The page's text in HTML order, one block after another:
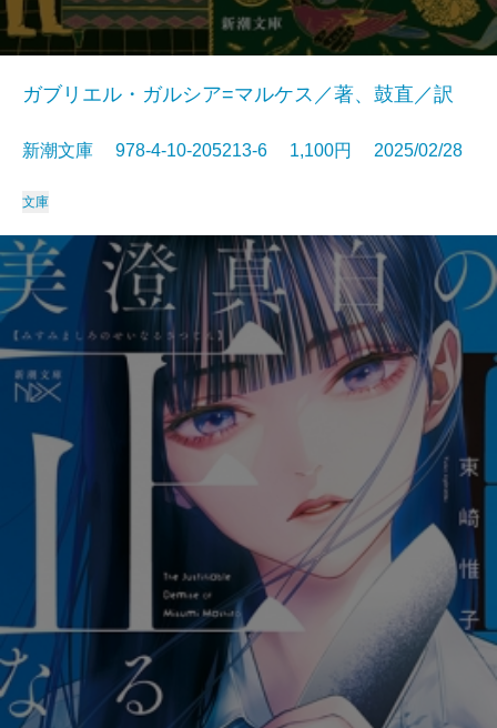
ガブリエル・ガルシア=マルケス／著、鼓直／訳
新潮文庫 978-4-10-205213-6 1,100円 2025/02/28
文庫